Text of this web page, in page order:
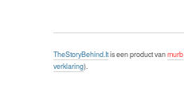
TheStoryBehind.Itis een product vanmurb
verklaring).